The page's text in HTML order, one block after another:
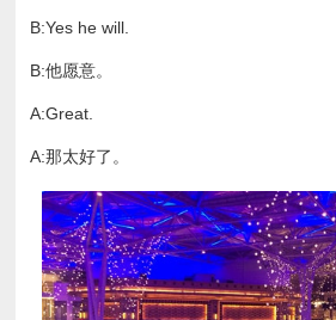
B:Yes he will.
B:他愿意。
A:Great.
A:那太好了。